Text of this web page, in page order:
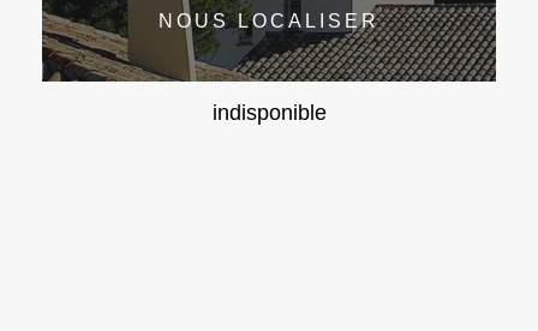
NOUS LOCALISER
indisponible